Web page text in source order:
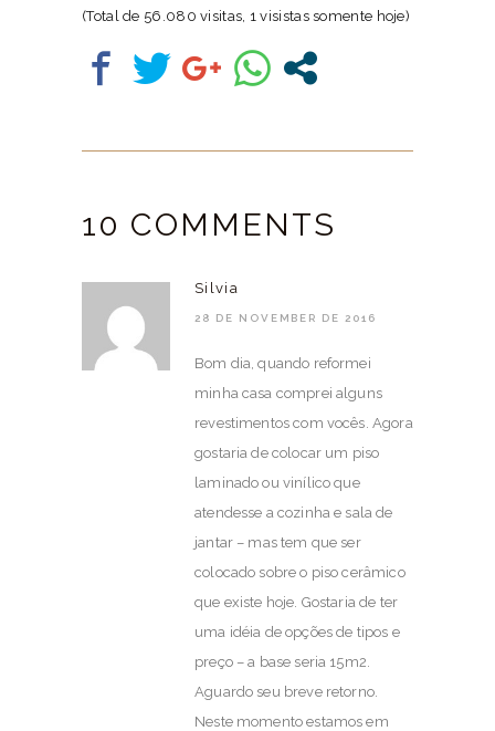
(Total de 56.080 visitas, 1 visistas somente hoje)
10 COMMENTS
Silvia
28 DE NOVEMBER DE 2016
Bom dia, quando reformei
minha casa comprei alguns
revestimentos com vocês. Agora
gostaria de colocar um piso
laminado ou vinílico que
atendesse a cozinha e sala de
jantar – mas tem que ser
colocado sobre o piso cerâmico
que existe hoje. Gostaria de ter
uma idéia de opções de tipos e
preço – a base seria 15m2.
Aguardo seu breve retorno.
Neste momento estamos em